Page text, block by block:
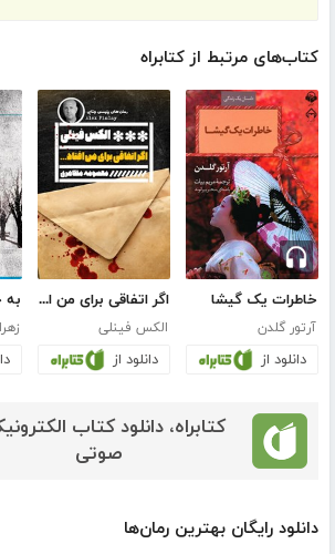
کتاب‌های مرتبط از کتابراه
خاطرات یک گیشا
آرتور گلدن
دانلود از
اگر اتفاقی برای من افتاد...
الکس فینلی
دانلود از
به
کتابراه، دانلود کتاب
صوتی
دانلود رایگان بهترین رمان‌ها